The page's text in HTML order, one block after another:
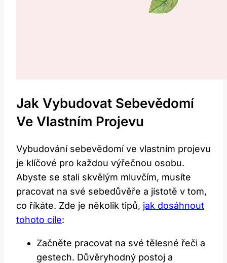
Jak Vybudovat Sebevědomí
Ve Vlastním Projevu
Vybudování sebevědomí ve vlastním projevu
je klíčové pro každou výřečnou osobu.
Abyste se stali skvělým mluvčím, musíte
pracovat na své sebedůvěře a jistotě v tom,
co říkáte. Zde je několik tipů, jak dosáhnout
tohoto cíle:
Začněte pracovat na své tělesné řeči a
gestech. Důvěryhodný postoj a